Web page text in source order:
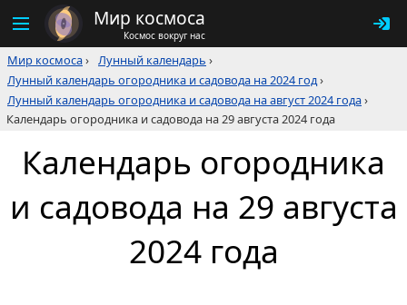
Мир космоса
Космос вокруг нас
Мир космоса› Лунный календарь ›
Лунный календарь огородника и садовода на 2024 год›
Лунный календарь огородника и садовода на август 2024 года›
Календарь огородника и садовода на 29 августа 2024 года
Календарь огородника
и садовода на 29 августа
2024 года